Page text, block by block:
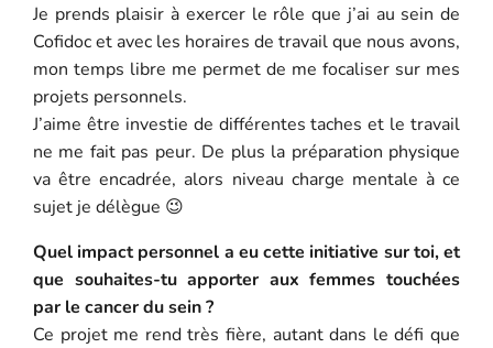
Je prends plaisir à exercer le rôle que j’ai au sein de
Cofidoc et avec les horaires de travail que nous avons,
mon temps libre me permet de me focaliser sur mes
projets personnels.
J’aime être investie de différentes taches et le travail
ne me fait pas peur. De plus la préparation physique
va être encadrée, alors niveau charge mentale à ce
sujet je délègue 😉
Quel impact personnel a eu cette initiative sur toi, et
que souhaites-tu apporter aux femmes touchées
par le cancer du sein ?
Ce projet me rend très fière, autant dans le défi que